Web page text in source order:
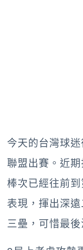
今天的台灣球
聯盟出賽。近
棒次已經往前
表現，揮出深
三壘，可惜最後